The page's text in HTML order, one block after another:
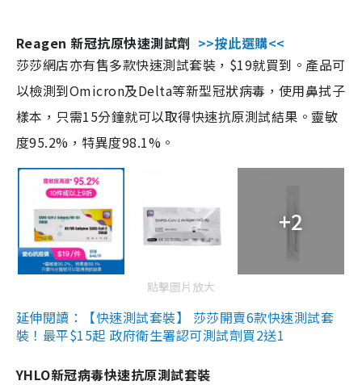
Reagen 新冠抗原快速測試劑 >>按此選購<<
莎莎網店亦有售多款快速測試套裝，$19就買到。產品可
以檢測到Omicron及Delta等新型冠狀病毒，使用鼻拭子
樣本，只需15分鐘就可以取得快速抗原測試結果。靈敏
度95.2%，特異度98.1%。
+2
點擊圖片放大
延伸閱讀：【快速測試套裝】 莎莎開賣6款快速測試套
裝！最平$15起 政府衛生署認可測試劑買2送1
YHLO新冠病毒快速抗原測試套裝